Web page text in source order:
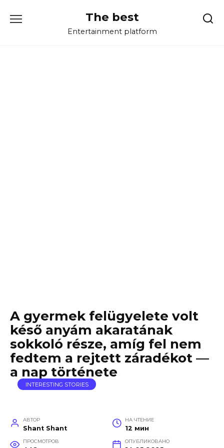
The best
Entertainment platform
A gyermek felügyelete volt
késő anyám akaratának
sokkoló része, amíg fel nem
fedtem a rejtett záradékot —
a nap története
INTERESTING STORIES
АВТОР
Shant Shant
НА ЧТЕНИЕ
12 мин
ПРОСМОТРОВ ОПУБЛИКОВАНО